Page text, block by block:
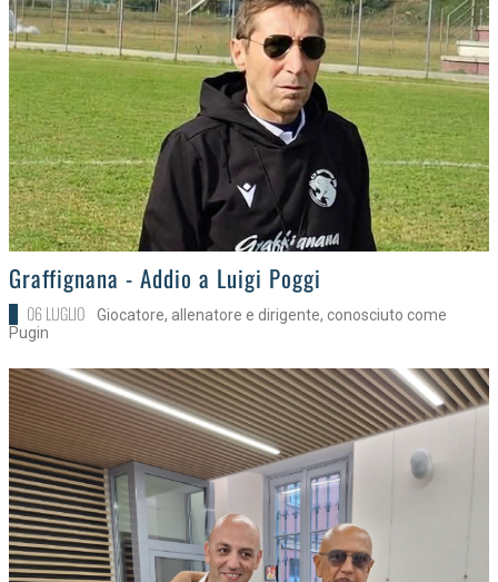
>
Graffignana - Addio a Luigi Poggi
06 LUGLIO
Giocatore, allenatore e dirigente, conosciuto come
Pugin